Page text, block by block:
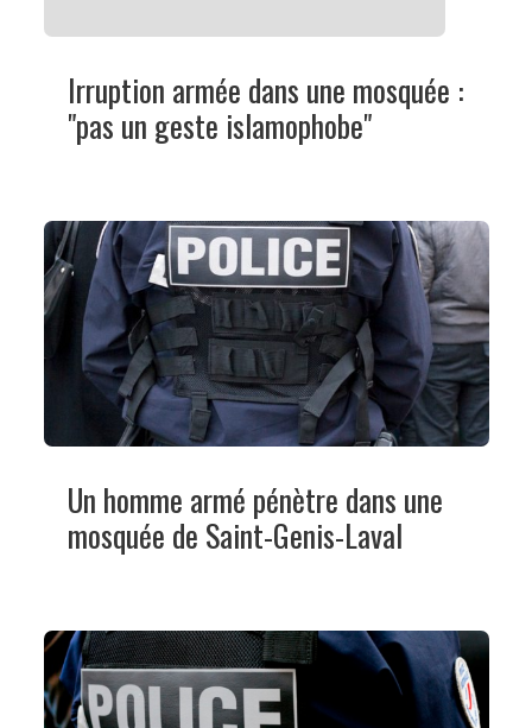
Irruption armée dans une mosquée :
"pas un geste islamophobe"
Un homme armé pénètre dans une
mosquée de Saint-Genis-Laval